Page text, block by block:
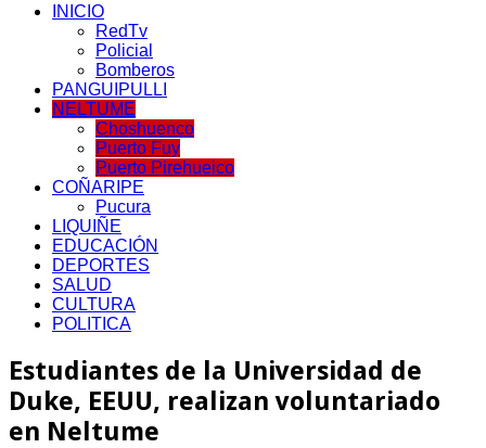
INICIO
RedTv
Policial
Bomberos
PANGUIPULLI
NELTUME
Choshuenco
Puerto Fuy
Puerto Pirehueico
COÑARIPE
Pucura
LIQUIÑE
EDUCACIÓN
DEPORTES
SALUD
CULTURA
POLITICA
Estudiantes de la Universidad de
Duke, EEUU, realizan voluntariado
en Neltume